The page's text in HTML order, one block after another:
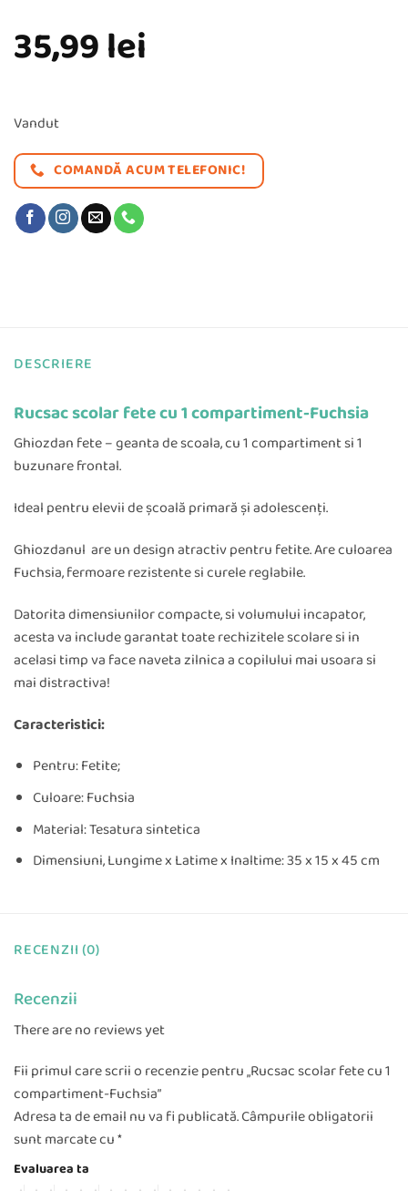
35,99lei
Vandut
COMANDĂ ACUM TELEFONIC!
DESCRIERE
Rucsac scolar fete cu 1 compartiment-Fuchsia
Ghiozdan fete – geanta de scoala, cu 1 compartiment si 1
buzunare frontal.
Ideal pentru elevii de școală primară și adolescenți.
Ghiozdanul are un design atractiv pentru fetite. Are culoarea
Fuchsia, fermoare rezistente si curele reglabile.
Datorita dimensiunilor compacte, si volumului incapator,
acesta va include garantat toate rechizitele scolare si in
acelasi timp va face naveta zilnica a copilului mai usoara si
mai distractiva!
Caracteristici:
Pentru: Fetite;
Culoare: Fuchsia
Material: Tesatura sintetica
Dimensiuni, Lungime x Latime x Inaltime: 35 x 15 x 45 cm
RECENZII (0)
Recenzii
There are no reviews yet
Fii primul care scrii o recenzie pentru „Rucsac scolar fete cu 1
compartiment-Fuchsia”
Adresa ta de email nu va fi publicată.Câmpurile obligatorii
sunt marcate cu*
Evaluarea ta